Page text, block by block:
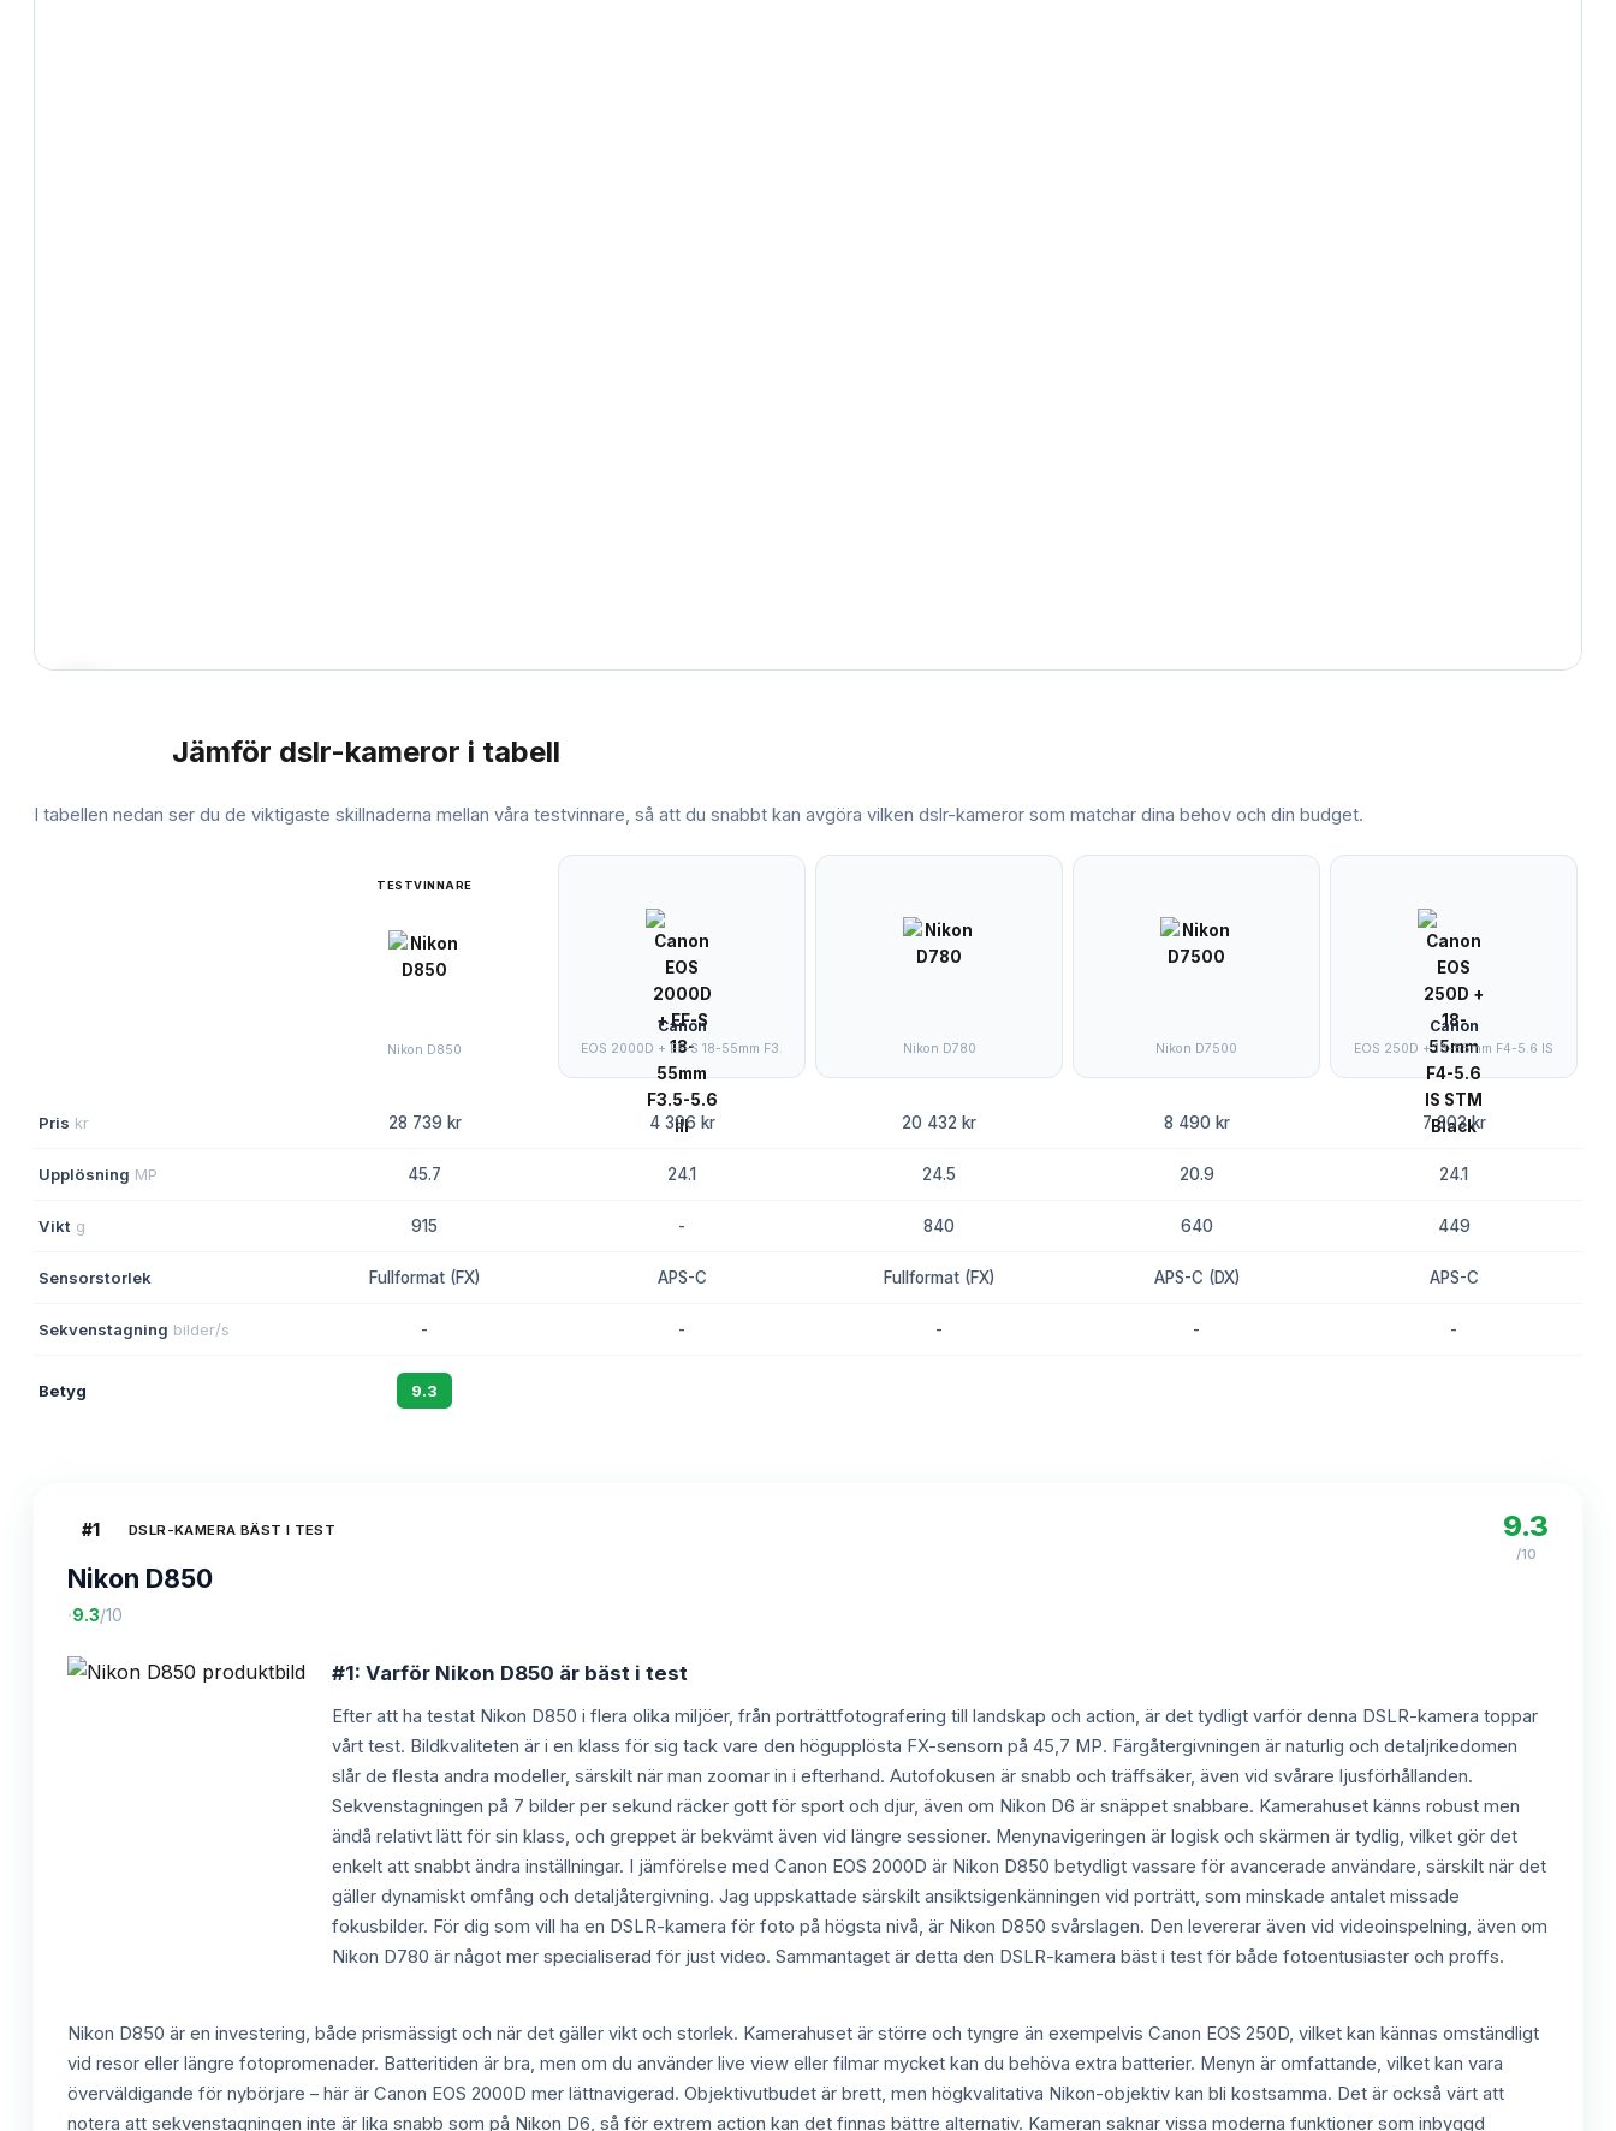
Jämför dslr-kameror i tabell
I tabellen nedan ser du de viktigaste skillnaderna mellan våra testvinnare, så att du snabbt kan avgöra vilken dslr-kameror som matchar dina behov och din budget.
TESTVINNARE
Nikon D850
Canon
EOS 2000D + EF-S 18-55mm F3. Nikon D780 Nikon D7500
Canon
EOS 250D + 18-55mm F4-5.6 IS
Pris kr 28 739 kr 4 396 kr 20 432 kr 8 490 kr 7 303 kr
Upplösning MP 45.7 24.1 24.5 20.9 24.1
Vikt g 915 - 840 640 449
Sensorstorlek Fullformat (FX) APS-C Fullformat (FX) APS-C (DX) APS-C
Sekvenstagning bilder/s - - - - -
Betyg 9.3
#1 DSLR-KAMERA BÄST I TEST
Nikon D850
·9.3/10
9.3
/10
#1: Varför Nikon D850 är bäst i test
Efter att ha testat Nikon D850 i flera olika miljöer, från porträttfotografering till landskap och action, är det tydligt varför denna DSLR-kamera toppar
vårt test. Bildkvaliteten är i en klass för sig tack vare den högupplösta FX-sensorn på 45,7 MP. Färgåtergivningen är naturlig och detaljrikedomen
slår de flesta andra modeller, särskilt när man zoomar in i efterhand. Autofokusen är snabb och träffsäker, även vid svårare ljusförhållanden.
Sekvenstagningen på 7 bilder per sekund räcker gott för sport och djur, även om Nikon D6 är snäppet snabbare. Kamerahuset känns robust men
ändå relativt lätt för sin klass, och greppet är bekvämt även vid längre sessioner. Menynavigeringen är logisk och skärmen är tydlig, vilket gör det
enkelt att snabbt ändra inställningar. I jämförelse med Canon EOS 2000D är Nikon D850 betydligt vassare för avancerade användare, särskilt när det
gäller dynamiskt omfång och detaljåtergivning. Jag uppskattade särskilt ansiktsigenkänningen vid porträtt, som minskade antalet missade
fokusbilder. För dig som vill ha en DSLR-kamera för foto på högsta nivå, är Nikon D850 svårslagen. Den levererar även vid videoinspelning, även om
Nikon D780 är något mer specialiserad för just video. Sammantaget är detta den DSLR-kamera bäst i test för både fotoentusiaster och proffs.
Nikon D850 är en investering, både prismässigt och när det gäller vikt och storlek. Kamerahuset är större och tyngre än exempelvis Canon EOS 250D, vilket kan kännas omständligt
vid resor eller längre fotopromenader. Batteritiden är bra, men om du använder live view eller filmar mycket kan du behöva extra batterier. Menyn är omfattande, vilket kan vara
överväldigande för nybörjare – här är Canon EOS 2000D mer lättnavigerad. Objektivutbudet är brett, men högkvalitativa Nikon-objektiv kan bli kostsamma. Det är också värt att
notera att sekvenstagningen inte är lika snabb som på Nikon D6, så för extrem action kan det finnas bättre alternativ. Kameran saknar vissa moderna funktioner som inbyggd